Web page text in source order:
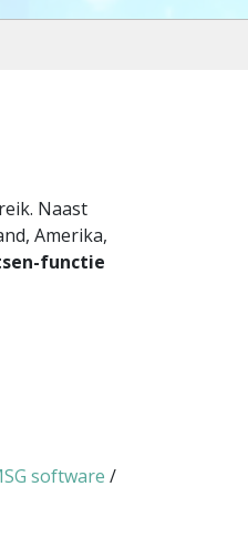
Naast
Amerika,
functie
software /